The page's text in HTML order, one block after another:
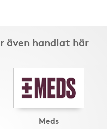
även handlat här
Meds